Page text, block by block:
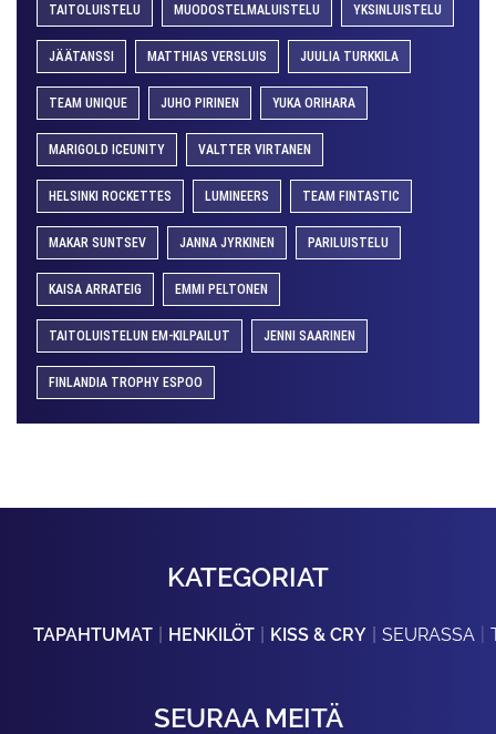
TAITOLUISTELU MUODOSTELMALUISTELU YKSINLUISTELU
JÄÄTANSSI MATTHIAS VERSLUIS JUULIA TURKKILA
TEAM UNIQUE JUHO PIRINEN YUKA ORIHARA
MARIGOLD ICEUNITY VALTTER VIRTANEN
HELSINKI ROCKETTES LUMINEERS TEAM FINTASTIC
MAKAR SUNTSEV JANNA JYRKINEN PARILUISTELU
KAISA ARRATEIG EMMI PELTONEN
TAITOLUISTELUN EM-KILPAILUT JENNI SAARINEN
FINLANDIA TROPHY ESPOO
KATEGORIAT
TAPAHTUMAT HENKILÖT KISS & CRY SEURASSA
SEURAA MEITÄ